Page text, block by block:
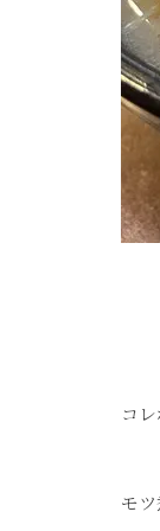
コ
モ